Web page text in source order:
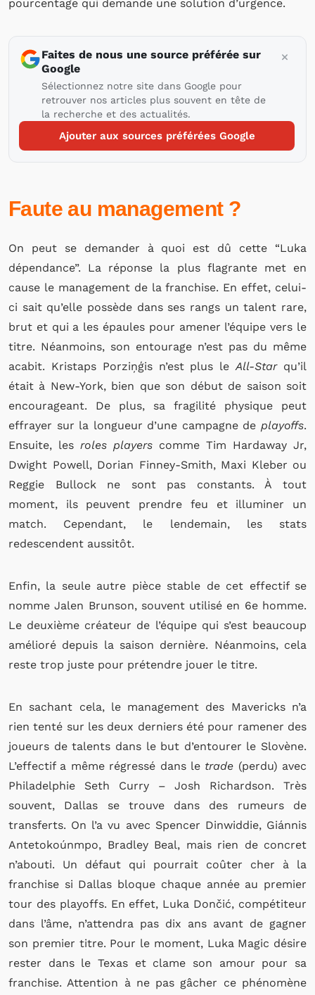
pourcentage qui demande une solution d’urgence.
Faites de nous une source préférée sur
Google
Sélectionnez notre site dans Google pour
retrouver nos articles plus souvent en tête de
la recherche et des actualités.
Ajouter aux sources préférées Google
Faute au management ?
On peut se demander à quoi est dû cette “Luka
dépendance”. La réponse la plus flagrante met en
cause le management de la franchise. En effet, celui-
ci sait qu’elle possède dans ses rangs un talent rare,
brut et qui a les épaules pour amener l’équipe vers le
titre. Néanmoins, son entourage n’est pas du même
acabit. Kristaps Porziņģis n’est plus leAll-Starqu’il
était à New-York, bien que son début de saison soit
encourageant. De plus, sa fragilité physique peut
effrayer sur la longueur d’une campagne de playoffs.
Ensuite, les roles players comme Tim Hardaway Jr,
Dwight Powell, Dorian Finney-Smith, Maxi Kleber ou
Reggie Bullock ne sont pas constants. À tout
moment, ils peuvent prendre feu et illuminer un
match. Cependant, le lendemain, les stats
redescendent aussitôt.
Enfin, la seule autre pièce stable de cet effectif se
nomme Jalen Brunson, souvent utilisé en 6e homme.
Le deuxième créateur de l’équipe qui s’est beaucoup
amélioré depuis la saison dernière. Néanmoins, cela
reste trop juste pour prétendre jouer le titre.
En sachant cela, le management des Mavericks n’a
rien tenté sur les deux derniers été pour ramener des
joueurs de talents dans le but d’entourer le Slovène.
L’effectif a même régressé dans le trade (perdu) avec
Philadelphie Seth Curry – Josh Richardson. Très
souvent, Dallas se trouve dans des rumeurs de
transferts. On l’a vu avec Spencer Dinwiddie, Giánnis
Antetokoúnmpo, Bradley Beal, mais rien de concret
n’abouti. Un défaut qui pourrait coûter cher à la
franchise si Dallas bloque chaque année au premier
tour des playoffs. En effet, Luka Dončić, compétiteur
dans l’âme, n’attendra pas dix ans avant de gagner
son premier titre. Pour le moment, Luka Magic désire
rester dans le Texas et clame son amour pour sa
franchise. Attention à ne pas gâcher ce phénomène